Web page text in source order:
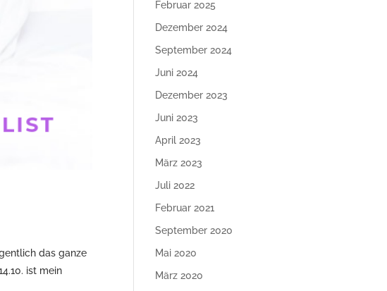
das ganze
ist mein
Februar 2025
Dezember 2024
September 2024
Juni 2024
Dezember 2023
Juni 2023
April 2023
März 2023
Juli 2022
Februar 2021
September 2020
Mai 2020
März 2020